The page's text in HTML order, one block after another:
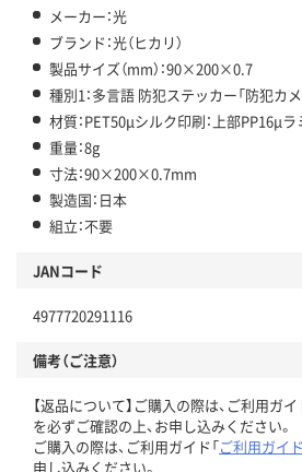
メーカー：光
ブランド：光（ヒカリ）
製品サイズ（mm）：90×200×0.7
種別1：多言語 防犯ステッカー「防犯カ
材質：PET50μシルク印刷：上部PP16μ
重量：8g
寸法：90×200×0.7mm
製造国：日本
組立：不要
JANコード
4977720291116
備考（ご注意）
【返品について】ご購入の際は、ご利用ガイ
を必ずご確認の上、お申し込みください。
ご購入の際は、ご利用ガイド「ご利用ガイド
申し込みください。